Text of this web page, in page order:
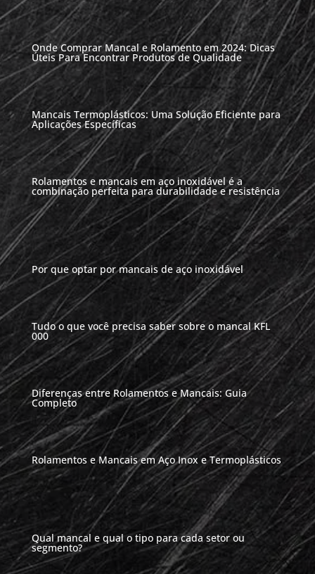
Onde Comprar Mancal e Rolamento em 2024: Dicas
Úteis Para Encontrar Produtos de Qualidade
Mancais Termoplásticos: Uma Solução Eficiente para
Aplicações Específicas
Rolamentos e mancais em aço inoxidável é a
combinação perfeita para durabilidade e resistência
Por que optar por mancais de aço inoxidável
Tudo o que você precisa saber sobre o mancal KFL
000
Diferenças entre Rolamentos e Mancais: Guia
Completo
Rolamentos e Mancais em Aço Inox e Termoplásticos
Qual mancal e qual o tipo para cada setor ou
segmento?